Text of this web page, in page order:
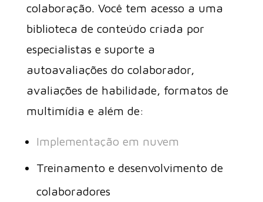
colaboração. Você tem acesso a uma
biblioteca de conteúdo criada por
especialistas e suporte a
autoavaliações do colaborador,
avaliações de habilidade, formatos de
multimídia e além de:
Implementação em nuvem
Treinamento e desenvolvimento de
colaboradores